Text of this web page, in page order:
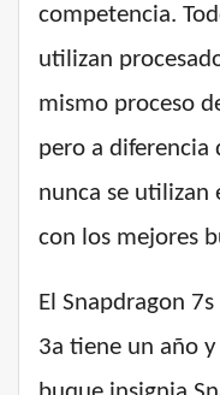
competencia.
utilizan
mismo proceso
pero a diferencia
nunca se utilizan
con los mejores
El Snapdragon
3a tiene un año